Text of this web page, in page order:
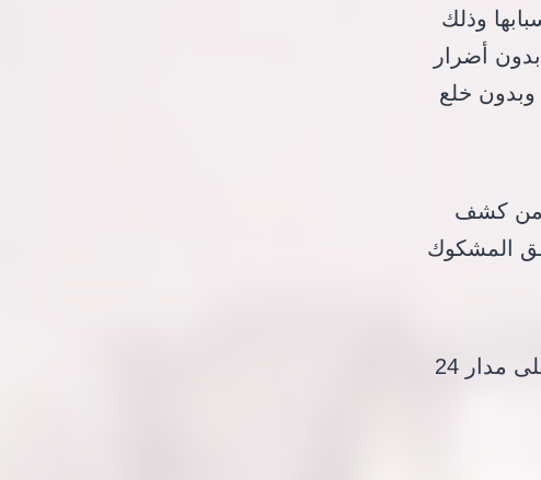
وذلك
بدون أضرار
وبدون خلع
من كشف
المشكوك
خدمات كشف تسربات المياه في الاردن – عمان لدينا على مدار 24